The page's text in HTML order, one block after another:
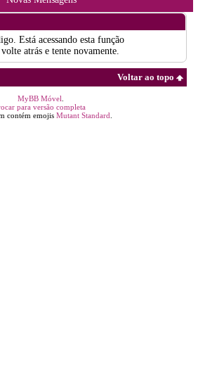
Está acessando esta função
atrás e tente novamente.
Voltar ao topo
MyBB Móvel
para versão completa
contém emojis Mutant Standard